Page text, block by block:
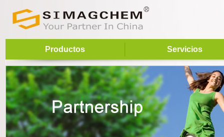
Productos Servicios